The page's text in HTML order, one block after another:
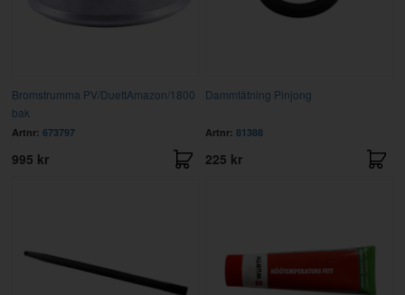
Bromstrumma PV/DuettAmazon/1800
bak
Artnr: 673797
995 kr
Dammtätning Pinjong
Artnr: 81388
225 kr